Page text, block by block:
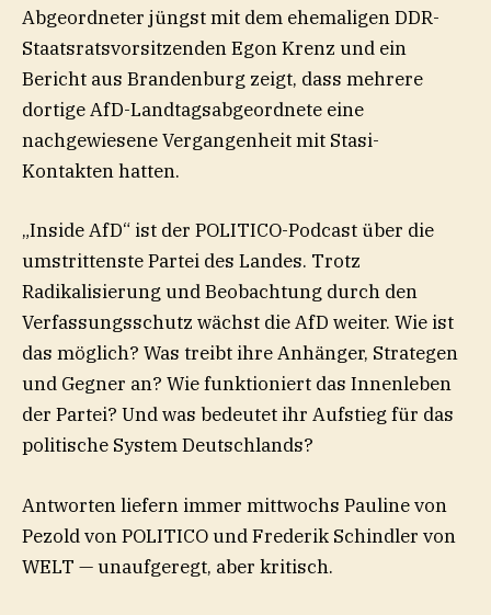
Abgeordneter jüngst mit dem ehemaligen DDR-
Staatsratsvorsitzenden Egon Krenz und ein
Bericht aus Brandenburg zeigt, dass mehrere
dortige AfD-Landtagsabgeordnete eine
nachgewiesene Vergangenheit mit Stasi-
Kontakten hatten.
„Inside AfD“ ist der POLITICO-Podcast über die
umstrittenste Partei des Landes. Trotz
Radikalisierung und Beobachtung durch den
Verfassungsschutz wächst die AfD weiter. Wie ist
das möglich? Was treibt ihre Anhänger, Strategen
und Gegner an? Wie funktioniert das Innenleben
der Partei? Und was bedeutet ihr Aufstieg für das
politische System Deutschlands?
Antworten liefern immer mittwochs ⁠Pauline von
Pezold⁠ von POLITICO und ⁠Frederik Schindler⁠ von
WELT — unaufgeregt, aber kritisch.